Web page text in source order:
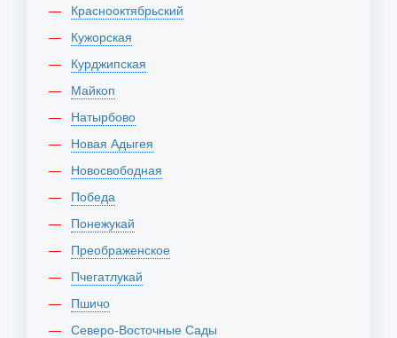
Краснооктябрьский
Кужорская
Курджипская
Майкоп
Натырбово
Новая Адыгея
Новосвободная
Победа
Понежукай
Преображенское
Пчегатлукай
Пшичо
Северо-Восточные Сады